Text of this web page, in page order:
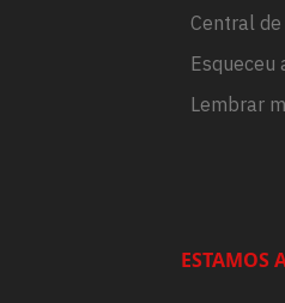
Central
Esqueceu
Lembrar
ESTAMOS